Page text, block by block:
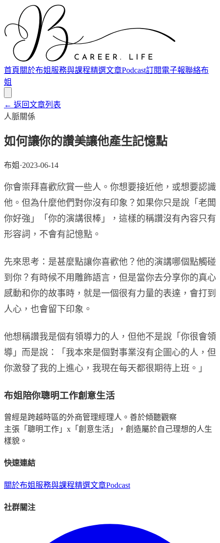
首頁 關於布姐 服務與課程精選文章Podcast訂閱電子報聯絡布
姐
← 返回文章列表
人脈關係
如何讓你的讚美讓他產生記憶點
布姐 ·2023-06-14
你會崇拜喜歡欣賞一些人。你想要接近他，或想要認識
他。但為什麼他們對你沒有印象？如果你只是說「老闆
你好強」「你的演講很棒」，這樣的稱讚沒有內容只有
形容詞，不會有記憶點。
先來思考：是甚麼點讓你喜歡他？他的演講哪個點觸碰
到你？有時候不用雕飾語言，但是當你去分享你的真心
感動和你的故事時，就是一個很有力量的表達，會打到
人心，也會留下印象。
他想稱讚我是個有領導力的人，但他不是說「你很會領
導」而是說：「我本來是個對事業沒有企圖心的人，但
你激發了我的上進心，我現在每天都很期待上班。」
布姐陪你聰明工作創意生活
曾經是跨越時區的外商管理經理人。善於傾聽觀察
主張「聰明工作」x「創意生活」，創造屬於自己理想的人生
樣貌。
快速連結
關於布姐 服務與課程精選文章Podcast
社群關注